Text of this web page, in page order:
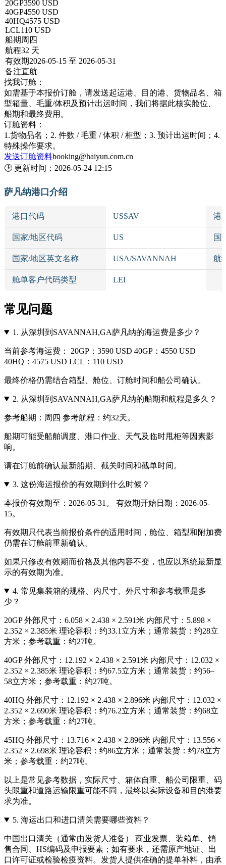
20GP3590 USD
40GP4550 USD
40HQ4575 USD
LCL110 USD
船期 周四
航程32 天
有效期2026-05-15 至 2026-05-31
备注直航
找我订舱：
如需基于本报价订舱，请发送起运港、目的港、货物品名、箱
型箱量、毛重/体积及预计出运时间，我们将据此核实舱位、
船期和最终费用。
订舱资料：
1.货物品名；2. 件数 / 毛重 / 体积 / 柜型；3. 预计出运时间；4.
特殊操作要求。
发送订舱资料booking@haiyun.com.cn
🕒 更新时间： 2026-05-24 12:15
萨凡纳港口介绍
港口代码 USSAV 港
国家/地区代码 US 国
国家/地区英文名称 USA/SAVANNAH 航
舱单客户代码类型 LEI
常见问题
1. 从深圳到SAVANNAH,GA萨凡纳的海运费是多少？
当前参考海运费： 20GP：3590 USD 40GP：4550 USD
40HQ：4575 USD LCL：110 USD
最终价格仍需结合箱型、舱位、订舱时间和船公司确认。
2. 从深圳到SAVANNAH,GA萨凡纳的船期和航程是多久？
参考船期：周四 参考航程：约32天。
船期可能受船舶调度、港口作业、天气及临时甩柜等因素影
响。
请在订舱前确认最新船期、截关时间和截单时间。
3. 这份海运报价的有效期到什么时候？
本报价有效期至：2026-05-31。 有效期开始日期：2026-05-
15。
有效期只代表当前报价条件的适用时间，舱位、箱型和附加费
仍需在订舱前重新确认。
如果只修改有效期而价格及其他内容不变，也应以系统最新显
示的有效期为准。
4. 常见集装箱的规格、内尺寸、外尺寸和参考载重是多
少？
20GP 外部尺寸：6.058 × 2.438 × 2.591米 内部尺寸：5.898 ×
2.352 × 2.385米 理论容积：约33.1立方米；通常装货：约28立
方米；参考载重：约27吨。
40GP 外部尺寸：12.192 × 2.438 × 2.591米 内部尺寸：12.032 ×
2.352 × 2.385米 理论容积：约67.5立方米；通常装货：约56–
58立方米；参考载重：约27吨。
40HQ 外部尺寸：12.192 × 2.438 × 2.896米 内部尺寸：12.032 ×
2.352 × 2.690米 理论容积：约76.2立方米；通常装货：约68立
方米；参考载重：约27吨。
45HQ 外部尺寸：13.716 × 2.438 × 2.896米 内部尺寸：13.556 ×
2.352 × 2.698米 理论容积：约86立方米；通常装货：约78立方
米；参考载重：约27吨。
以上是常见参考数据，实际尺寸、箱体自重、船公司限重、码
头限重和道路运输限重可能不同，最终以实际设备和目的港要
求为准。
5. 海运出口和进口清关需要哪些资料？
中国出口清关（通常由发货人准备） 商业发票、装箱单、销
售合同、HS编码及申报要素；如有要求，还需原产地证、出
口许可证或检验检疫资料。发货人提供准确的提单补料，由承